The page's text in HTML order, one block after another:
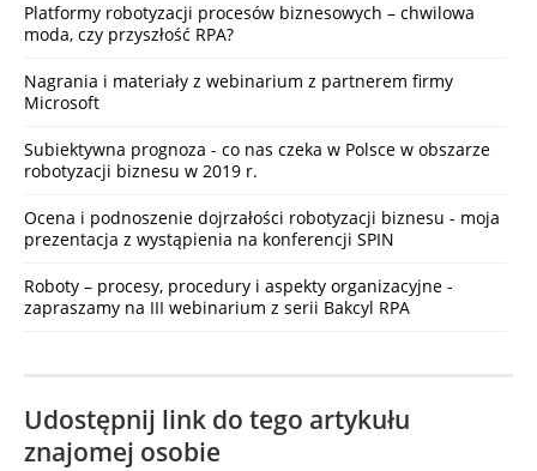
Platformy robotyzacji procesów biznesowych – chwilowa
moda, czy przyszłość RPA?
Nagrania i materiały z webinarium z partnerem firmy
Microsoft
Subiektywna prognoza - co nas czeka w Polsce w obszarze
robotyzacji biznesu w 2019 r.
Ocena i podnoszenie dojrzałości robotyzacji biznesu - moja
prezentacja z wystąpienia na konferencji SPIN
Roboty – procesy, procedury i aspekty organizacyjne -
zapraszamy na III webinarium z serii Bakcyl RPA
Udostępnij link do tego artykułu
znajomej osobie